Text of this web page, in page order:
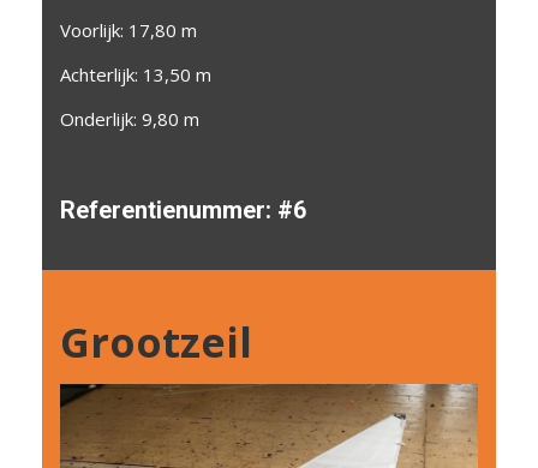
Voorlijk: 17,80 m
Achterlijk: 13,50 m
Onderlijk: 9,80 m
Referentienummer: #6
Grootzeil